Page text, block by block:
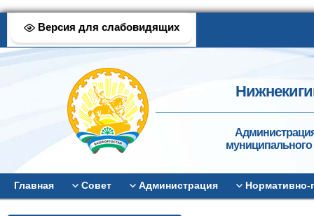
Версия для слабовидящих
муниципального
Главная Совет Администрация